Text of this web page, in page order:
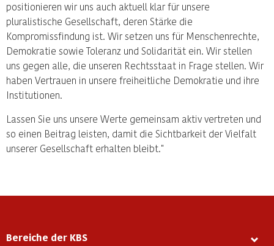
positionieren wir uns auch aktuell klar für unsere
pluralistische Gesellschaft, deren Stärke die
Kompromissfindung ist. Wir setzen uns für Menschenrechte,
Demokratie sowie Toleranz und Solidarität ein. Wir stellen
uns gegen alle, die unseren Rechtsstaat in Frage stellen. Wir
haben Vertrauen in unsere freiheitliche Demokratie und ihre
Institutionen.
Lassen Sie uns unsere Werte gemeinsam aktiv vertreten und
so einen Beitrag leisten, damit die Sichtbarkeit der Vielfalt
unserer Gesellschaft erhalten bleibt."
Bereiche der KBS